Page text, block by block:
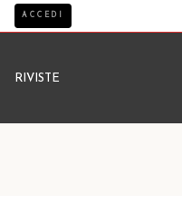
ACCEDI
RIVISTE